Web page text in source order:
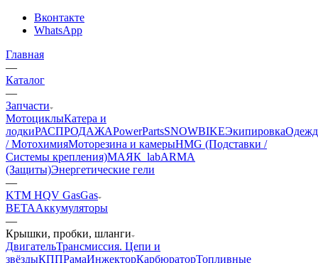
Вконтакте
WhatsApp
Главная
—
Каталог
—
Запчасти
МотоциклыКатера и
лодкиРАСПРОДАЖАPowerPartsSNOWBIKEЭкипировка
/ МотохимияМоторезина и камерыHMG (Подставки /
Системы крепления)МАЯК_labARMA
(Защиты)Энергетические гели
—
KTM HQV GasGas
BETAАккумуляторы
—
Крышки, пробки, шланги
ДвигательТрансмиссия. Цепи и
звёздыКППРамаИнжекторКарбюраторТопливные